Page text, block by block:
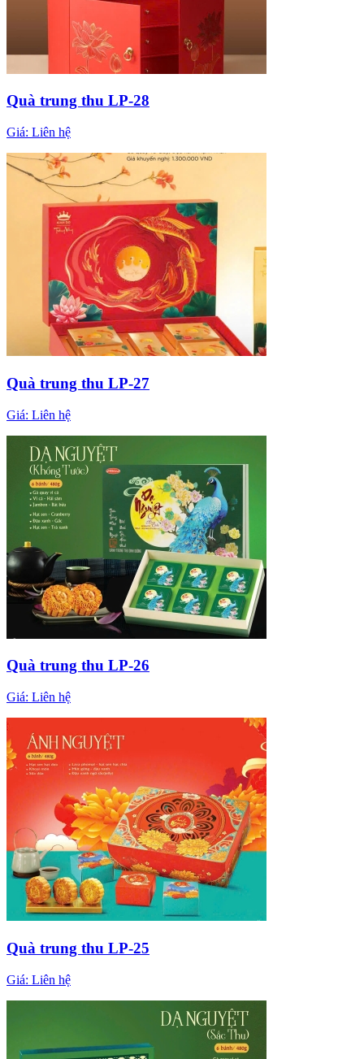
Quà trung thu LP-28
Giá: Liên hệ
Quà trung thu LP-27
Giá: Liên hệ
Quà trung thu LP-26
Giá: Liên hệ
Quà trung thu LP-25
Giá: Liên hệ